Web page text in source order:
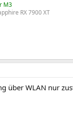
M3
RX 7900 XT
über WLAN nur